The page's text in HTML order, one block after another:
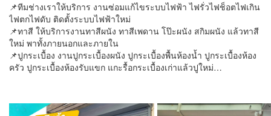
📌ทีมช่างเราให้บริการ งานซ่อมแก้ไขระบบไฟฟ้า ไฟรั่วไฟช็อตไฟเกิน
ไฟตกไฟดับ ติดตั้งระบบไฟฟ้าใหม่
📌ทาสี ให้บริการงานทาสีผนัง ทาสีเพดาน โป๊ะผนัง สกิมผนัง แล้วทาสี
ใหม่ พาทั้งภายนอกและภายใน
📌ปูกระเบื้อง งานปูกระเบื้องผนัง ปูกระเบื้องพื้นห้องน้ำ ปูกระเบื้องห้อง
ครัว ปูกระเบื้องห้องรับแขก แกะรื้อกระเบื้องเก่าแล้วปูใหม่…